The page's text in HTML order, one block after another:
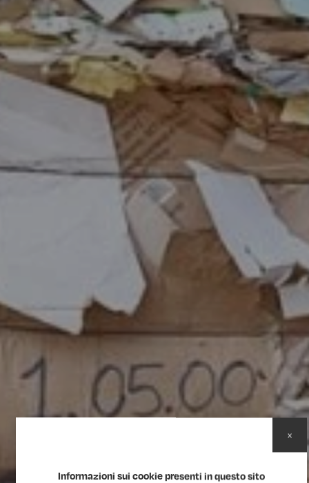
Informazioni sui cookie presenti in questo sito
x